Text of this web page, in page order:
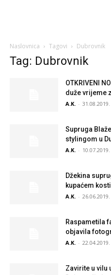
Naslovnica Tagovi Dubrovnik
Tag: Dubrovnik
OTKRIVENI
duže vrijeme
A.K. - 31.08.2019.
Supruga
stylingom u
A.K. -
Džekina
kupaćem
A.K. -
Raspametila
objavila
A.K. -
Zavirite u vilu